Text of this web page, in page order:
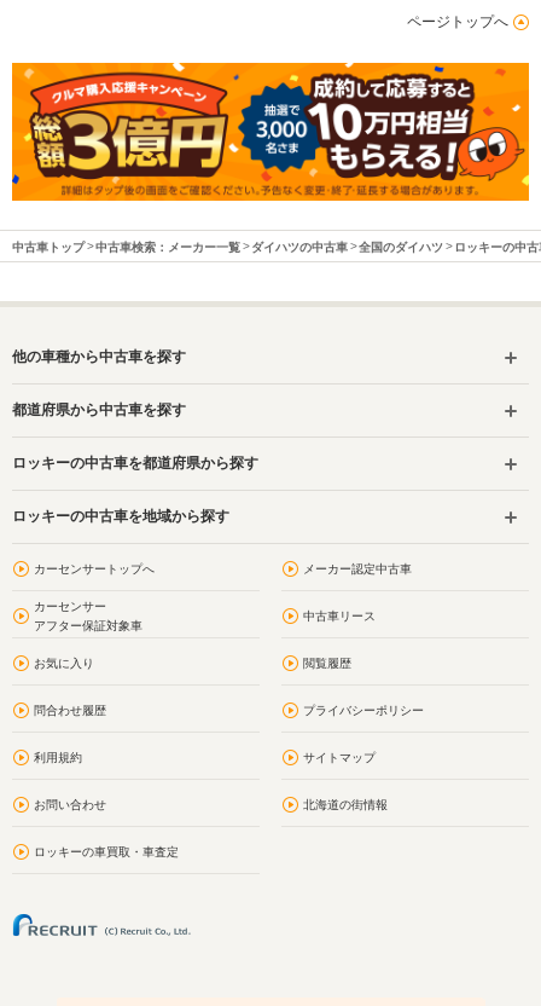
ページトップへ
中古車トップ 中古車検索：メーカー一覧 ダイハツの中古車 全国のダイハツ ロッキーの中古
他の車種から中古車を探す
都道府県から中古車を探す
ロッキーの中古車を都道府県から探す
ロッキーの中古車を地域から探す
カーセンサートップへ メーカー認定中古車
カーセンサー
アフター保証対象車
中古車リース
お気に入り 閲覧履歴
問合わせ履歴 プライバシーポリシー
利用規約 サイトマップ
お問い合わせ 北海道の街情報
ロッキーの車買取・車査定